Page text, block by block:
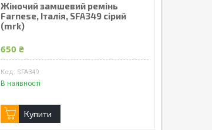
Жіночий замшевий ремінь
Farnese, Італія, SFA349 сірий
(mrk)
650 ₴
SFA349
В наявності
Купити